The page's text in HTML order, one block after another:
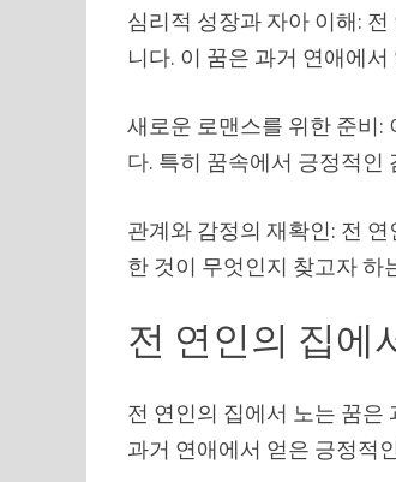
심리적 성장과 자아 이해:
니다. 이 꿈은 과거 연애에
새로운 로맨스를 위한 준비:
다. 특히 꿈속에서 긍정적인
관계와 감정의 재확인: 전
한 것이 무엇인지 찾고자 하
전 연인의 집에
전 연인의 집에서 노는 꿈은
과거 연애에서 얻은 긍정적